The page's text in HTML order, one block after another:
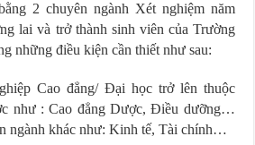
2 chuyên ngành Xét nghiệm năm
lai và trở thành sinh viên của Trường
những điều kiện cần thiết như sau:
Cao đẳng/ Đại học trở lên thuộc
như : Cao đẳng Dược, Điều dưỡng…
ngành khác như: Kinh tế, Tài chính…